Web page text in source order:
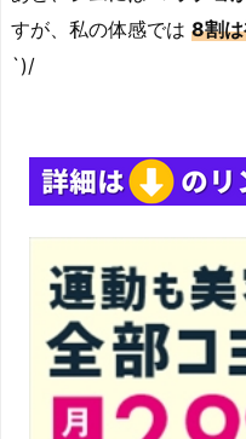
すが、私の体感では 8割
`)/